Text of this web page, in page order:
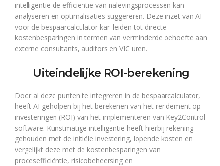
intelligentie de efficiëntie van nalevingsprocessen kan
analyseren en optimalisaties suggereren. Deze inzet van AI
voor de bespaarcalculator kan leiden tot directe
kostenbesparingen in termen van verminderde behoefte aan
externe consultants, auditors en VIC uren.
Uiteindelijke ROI-berekening
Door al deze punten te integreren in de bespaarcalculator,
heeft AI geholpen bij het berekenen van het rendement op
investeringen (ROI) van het implementeren van Key2Control
software. Kunstmatige intelligentie heeft hierbij rekening
gehouden met de initiële investering, lopende kosten en
vergelijkt deze met de kostenbesparingen van
procesefficiëntie, risicobeheersing en